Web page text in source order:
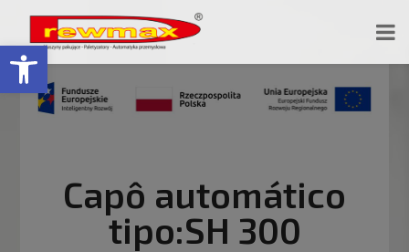
Open toolbar
Capô automático
tipo:SH 300